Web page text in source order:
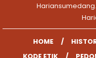
HOME